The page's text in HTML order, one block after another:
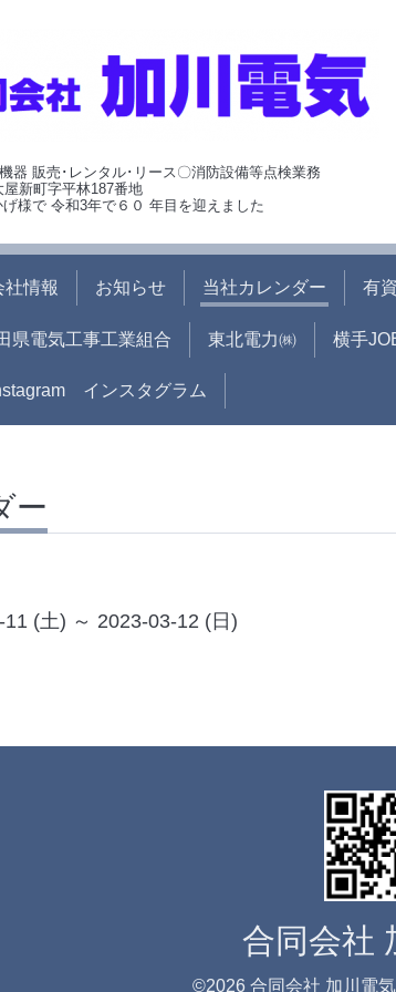
器 販売･レンタル･リース〇消防設備等点検業務
新町字平林187番地
様で 令和3年で６０ 年目を迎えました
社情報 お知らせ 当社カレンダー 有
県電気工事工業組合 東北電力㈱ 横手
インスタグラム
ー
11 (土) ～ 2023-03-12 (日)
合同会社
©2026 合同会社 加川電気